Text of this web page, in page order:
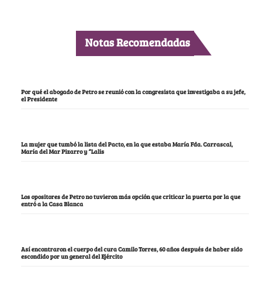
Notas Recomendadas
Por qué el abogado de Petro se reunió con la congresista que investigaba a su jefe,
el Presidente
La mujer que tumbó la lista del Pacto, en la que estaba María Fda. Carrascal,
María del Mar Pizarro y “Lalis
Los opositores de Petro no tuvieron más opción que criticar la puerta por la que
entró a la Casa Blanca
Así encontraron el cuerpo del cura Camilo Torres, 60 años después de haber sido
escondido por un general del Ejército